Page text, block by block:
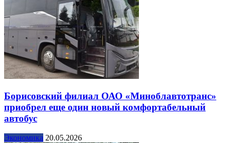
Борисовский филиал ОАО «Миноблавтотранс»
приобрел еще один новый комфортабельный
автобус
Экономика 20.05.2026